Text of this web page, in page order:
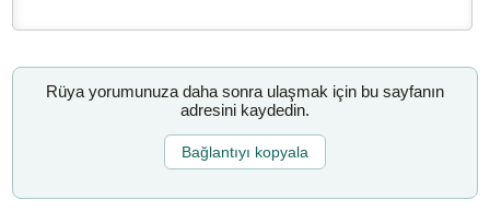
Rüya yorumunuza daha sonra ulaşmak için bu sayfanın
adresini kaydedin.
Bağlantıyı kopyala